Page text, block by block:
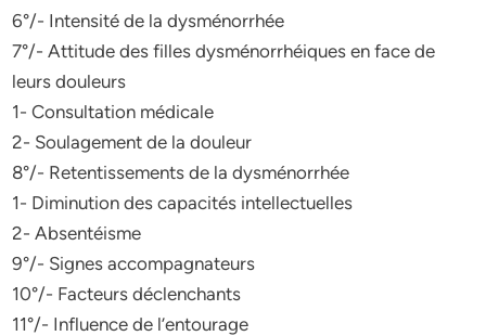
6°/- Intensité de la dysménorrhée
7°/- Attitude des filles dysménorrhéiques en face de
leurs douleurs
1- Consultation médicale
2- Soulagement de la douleur
8°/- Retentissements de la dysménorrhée
1- Diminution des capacités intellectuelles
2- Absentéisme
9°/- Signes accompagnateurs
10°/- Facteurs déclenchants
11°/- Influence de l’entourage